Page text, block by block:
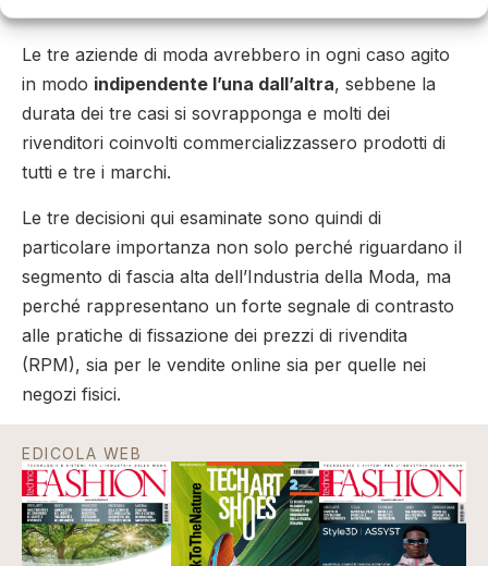
Le tre aziende di moda avrebbero in ogni caso agito
in modo indipendente l’una dall’altra, sebbene la
durata dei tre casi si sovrapponga e molti dei
rivenditori coinvolti commercializzassero prodotti di
tutti e tre i marchi.
Le tre decisioni qui esaminate sono quindi di
particolare importanza non solo perché riguardano il
segmento di fascia alta dell’Industria della Moda, ma
perché rappresentano un forte segnale di contrasto
alle pratiche di fissazione dei prezzi di rivendita
(RPM), sia per le vendite online sia per quelle nei
negozi fisici.
EDICOLA WEB